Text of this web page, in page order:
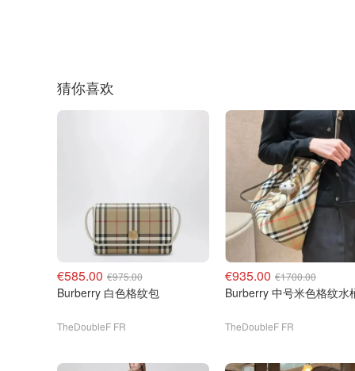
猜你喜欢
€585.00 €975.00
Burberry 白色格纹包
TheDoubleF FR
€935.00 €1700.00
Burberry 中号米色格纹
TheDoubleF FR